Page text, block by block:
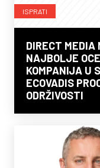
ISPRATI
DIRECT MEDIA
NAJBOLJE
KOMPANIJA U
ECOVADIS
ODRŽIVOSTI